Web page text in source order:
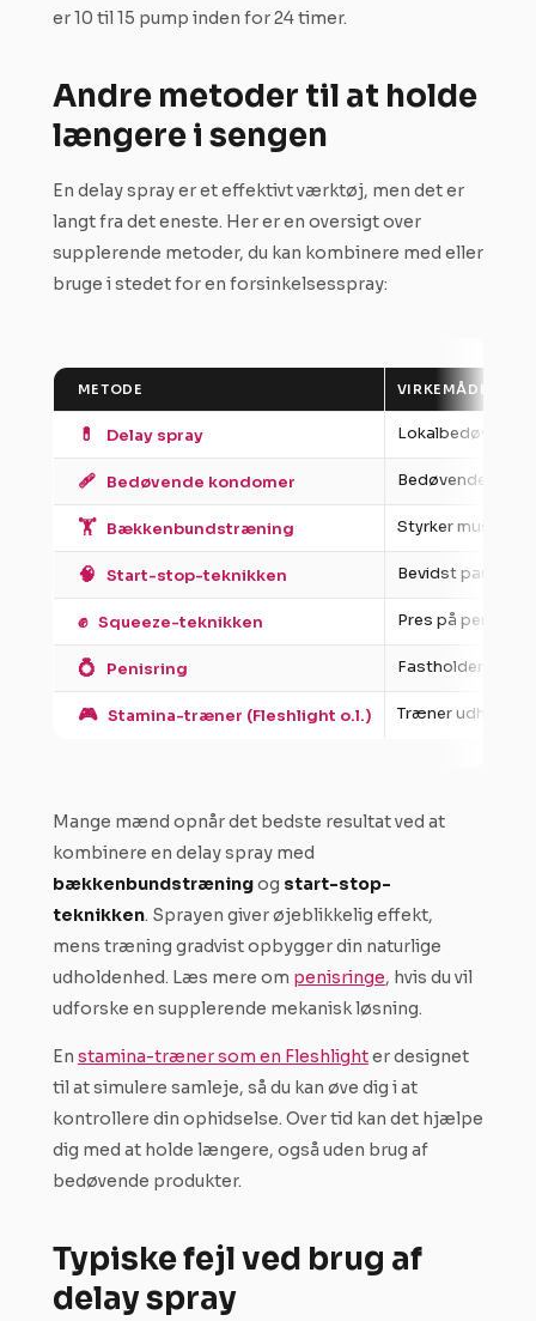
er 10 til 15 pump inden for 24 timer.
Andre metoder til at holde
længere i sengen
En delay spray er et effektivt værktøj, men det er
langt fra det eneste. Her er en oversigt over
supplerende metoder, du kan kombinere med eller
bruge i stedet for en forsinkelsesspray:
METODE VIRKEMÅDE
💊 Delay spray Lokalbedøvelse
🩹 Bedøvende kondomer Bedøvende
🏋️ Bækkenbundstræning Styrker
🧠 Start-stop-teknikken Bevidst pause
✊ Squeeze-teknikken Pres på
💍 Penisring Fastholder
🎮 Stamina-træner (Fleshlight o.l.) Træner
Mange mænd opnår det bedste resultat ved at
kombinere en delay spray med
bækkenbundstræningog start-stop-
teknikken. Sprayen giver øjeblikkelig effekt,
mens træning gradvist opbygger din naturlige
udholdenhed. Læs mere om penisringe, hvis du vil
udforske en supplerende mekanisk løsning.
En stamina-træner som en Fleshlighter designet
til at simulere samleje, så du kan øve dig i at
kontrollere din ophidselse. Over tid kan det hjælpe
dig med at holde længere, også uden brug af
bedøvende produkter.
Typiske fejl ved brug af
delay spray